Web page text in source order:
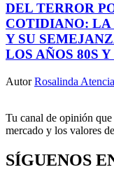
DEL TERROR
COTIDIANO: LA
Y SU
LOS AÑOS 80S Y
AutorRosalinda Atencia
Tu canal de opinión
mercado y los valores
SÍGUENOS